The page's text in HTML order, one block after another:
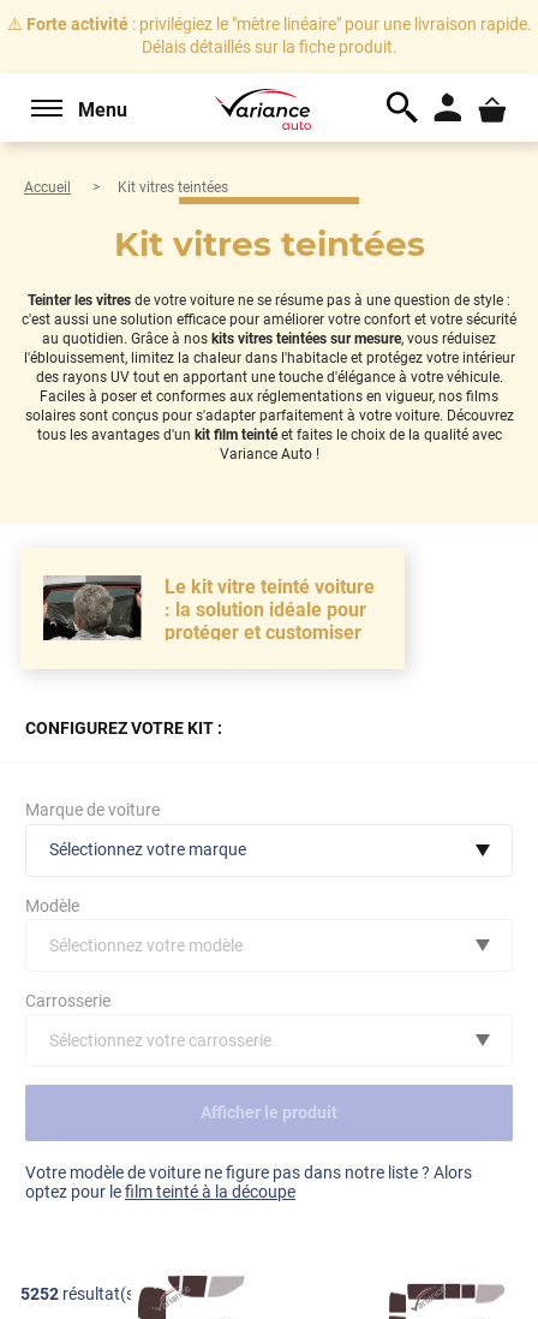
⚠️ Forte activité: privilégiez le "mètre linéaire" pour une livraison rapide.
Délais détaillés sur la fiche produit.
Menu
Accueil Kit vitres teintées
Kit vitres teintées
Teinter les vitres de votre voiture ne se résume pas à une question de style :
c'est aussi une solution efficace pour améliorer votre confort et votre sécurité
au quotidien. Grâce à nos kits vitres teintées sur mesure, vous réduisez
l'éblouissement, limitez la chaleur dans l'habitacle et protégez votre intérieur
des rayons UV tout en apportant une touche d'élégance à votre véhicule.
Faciles à poser et conformes aux réglementations en vigueur, nos films
solaires sont conçus pour s'adapter parfaitement à votre voiture. Découvrez
tous les avantages d'un kit film teintéet faites le choix de la qualité avec
Variance Auto !
Le kit vitre teinté voiture
: la solution idéale pour
protéger et customiser
CONFIGUREZ VOTRE KIT :
Marque de voiture
Sélectionnez votre marque
Ford
Hyundai
Modèle
Sélectionnez votre modèle
Carrosserie
Sélectionnez votre carrosserie
Voir tout
Afficher le produit
Votre modèle de voiture ne figure pas dans notre liste ? Alors
optez pour lefilm teinté à la découpe
5252 résultat(s) FILTRER